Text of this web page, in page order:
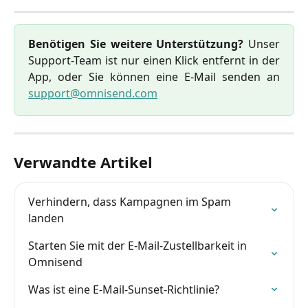
Benötigen Sie weitere Unterstützung? Unser
Support-Team ist nur einen Klick entfernt in der
App, oder Sie können eine E-Mail senden an
support@omnisend.com
Verwandte Artikel
Verhindern, dass Kampagnen im Spam
landen
Starten Sie mit der E-Mail-Zustellbarkeit in
Omnisend
Was ist eine E-Mail-Sunset-Richtlinie?